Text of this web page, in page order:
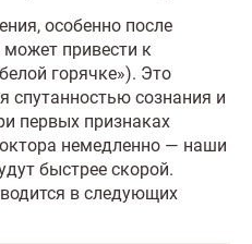
особенно после
может привести к
горячке»). Это
спутанностью сознания и
первых признаках
немедленно — наши
быстрее скорой.
в следующих